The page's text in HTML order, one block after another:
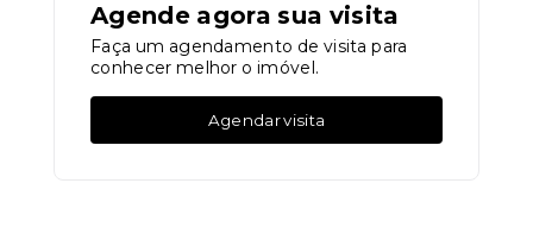
Agende agora sua visita
Faça um agendamento de visita para
conhecer melhor o imóvel.
Agendar visita